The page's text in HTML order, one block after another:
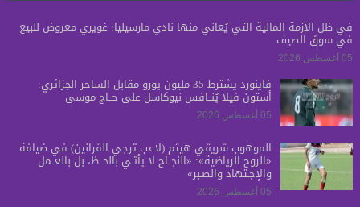
في ظل الأزمة المالية التي يُعاني منها نادي مارسيليا: غويري معروض للبيع
في سوق الصيف
05 أغسطس 2026
فاينورد يشترط 35 مليون يورو مقابل الساحر الجزائري:
أستون فيلا يُنــافس نيوكاسل على حــاج موسى
05 أغسطس 2026
الموهوب شريڤي هيثم (لاعب ترجي الڤرانين) في ضيافة
«الروح الرياضية»: «النجــاح لا يأتـي بالحــظ، بل بالعــمل
والإجـتهاد والصـبر»
05 أغسطس 2026